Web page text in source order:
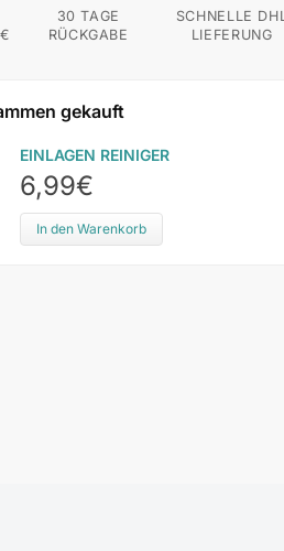
30 TAGE
RÜCKGABE
SCHNELLE DHL
LIEFERUNG
gekauft
EINLAGEN REINIGER
6,99€
In den Warenkorb